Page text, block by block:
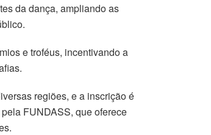
da dança, ampliando as
e troféus, incentivando a
regiões, e a inscrição é
FUNDASS, que oferece